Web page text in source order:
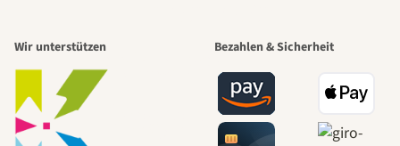
schönsten
Wege zu uns
Wir unterstützen Bezahlen & Sicherheit